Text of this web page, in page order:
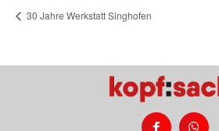
30 Jahre Werkstatt Singhofen